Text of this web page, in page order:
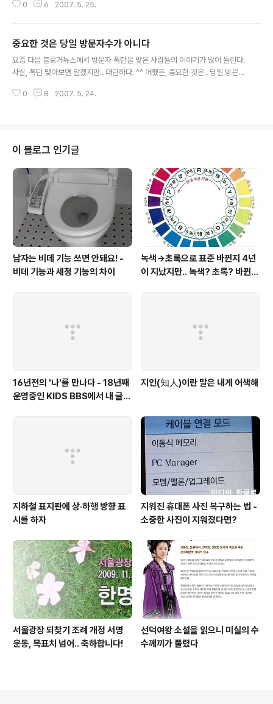
트로 잡은 이상... 가면 되지 뭐. 오늘도 간신히 목표 달성이다. ^^ 한글로.
0 6 2007. 5. 25.
중요한 것은 당일 방문자수가 아니다
요즘 다음 블로거뉴스에서 방문자 폭탄을 맞은 사람들의 이야기가 많이 들린다.
사실, 폭탄 맞아보면 알겠지만.. 대단하다. ^^ 어쨌든, 중요한 것은.. 당일 방문자
사안이 얼마나 통속적(?)인가에 따라서 다르다. 실종아동 관련 글은 메인에 커
생각한 것... 중요한 것은 당일 방문자 수가 아니라, "꾸준히 방문하는 방문자
수"일것이다. 그리고, 그 방문자수를 어느정도 선에서 꾸준..
0 8 2007. 5. 24.
이 블로그 인기글
남자는 비데 기능 쓰면 안돼요! -
비데 기능과 세정 기능의 차이
녹색→초록으로 표준 바뀐지 4년
이 지났지만.. 녹색? 초록? 바뀐
16년전의 '나'를 만나다 - 18년째
운영중인 KIDS BBS에서 내 글을
지인(知人)이란 말은 내게 어색해
지하철 표지판에 상·하행 방향 표
시를 하자
지워진 휴대폰 사진 복구하는 법 -
소중한 사진이 지워졌다면?
서울광장 되찾기 조례 개정 서명
운동, 목표치 넘어.. 축하합니다!
선덕여왕 소설을 읽으니 미실의 수
수께끼가 풀렸다